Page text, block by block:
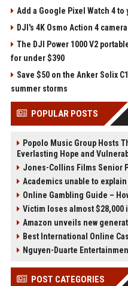
Add a Google Pixel Watch 4
DJI's 4K Osmo Action 4
The DJI Power 1000 V2
for under $390
Save $50 on the Anker Solix
summer storms
POPULAR POSTS
Popolo Music Group Hosts
Everlasting Hope and
Jones-Collins Films Senior
Academics unable to
Online Gambling Guide –
Victim loses almost $28,000
Amazon unveils new
Best International Online
Nguyen-Duarte
POST CATEGORIES